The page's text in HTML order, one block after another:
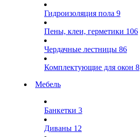
Гидроизоляция пола 9
Пены, клеи, герметики 106
Чердачные лестницы 86
Комплектующие для окон 8
Мебель
Банкетки 3
Диваны 12